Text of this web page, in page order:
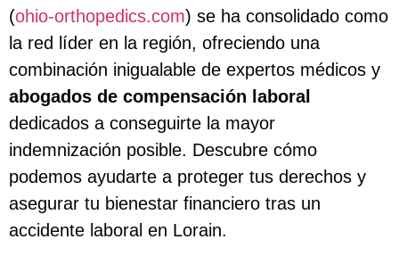
(ohio-orthopedics.com) se ha consolidado como
la red líder en la región, ofreciendo una
combinación inigualable de expertos médicos y
abogados de compensación laboral
dedicados a conseguirte la mayor
indemnización posible. Descubre cómo
podemos ayudarte a proteger tus derechos y
asegurar tu bienestar financiero tras un
accidente laboral en Lorain.